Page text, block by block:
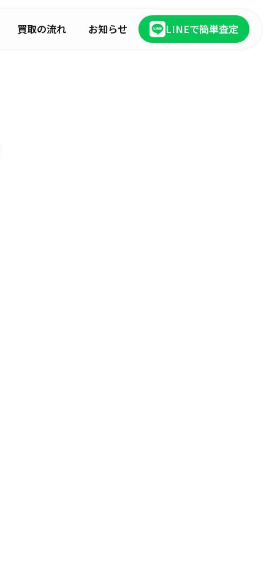
買取の流れ お知らせ LINEで簡単査定